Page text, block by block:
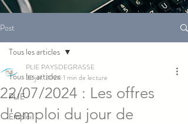
Post
Tous les articles
PLIE
Emploi
Tous les articles
22/07/2024 : Les offres
d'emploi du jour de
PLIE PAYSDEGRASSE
22 juil. 20241 min de lecture